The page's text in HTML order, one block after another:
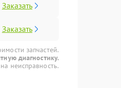
Заказать
Заказать
запчастей.
диагностику.
неисправность.